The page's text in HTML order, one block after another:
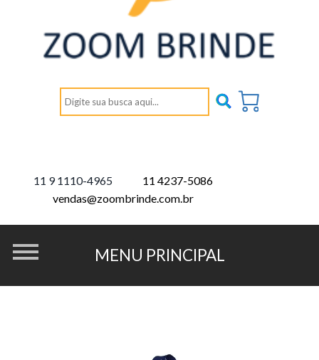
11 9 1110-4965
11 4237-5086
vendas@zoombrinde.com.br